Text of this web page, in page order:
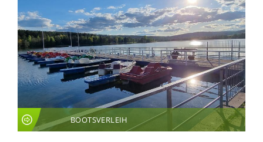
BOOTSVERLEIH